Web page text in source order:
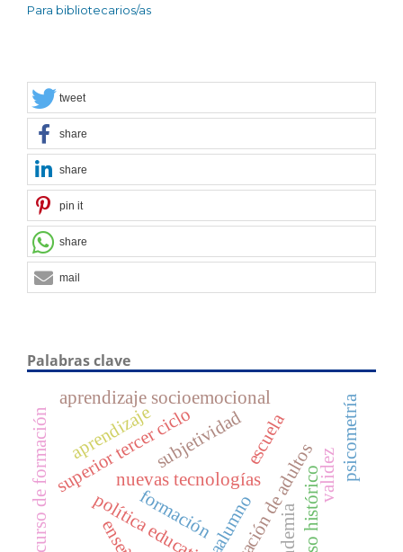
Para bibliotecarios/as
tweet
share
share
pin it
share
mail
Palabras clave
educación de adultos
nuevas tecnologías
política educativa
superior tercer ciclo
aprendizaje socioemocional
escuela
subjetividad
aprendizaje
aalumno
formación
validez
curso de formación psicometría